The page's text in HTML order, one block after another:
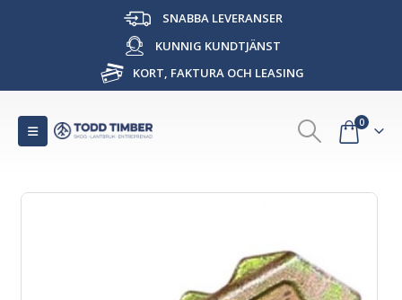
SNABBA LEVERANSER
KUNNIG KUNDTJÄNST
KORT, FAKTURA OCH LEASING
0